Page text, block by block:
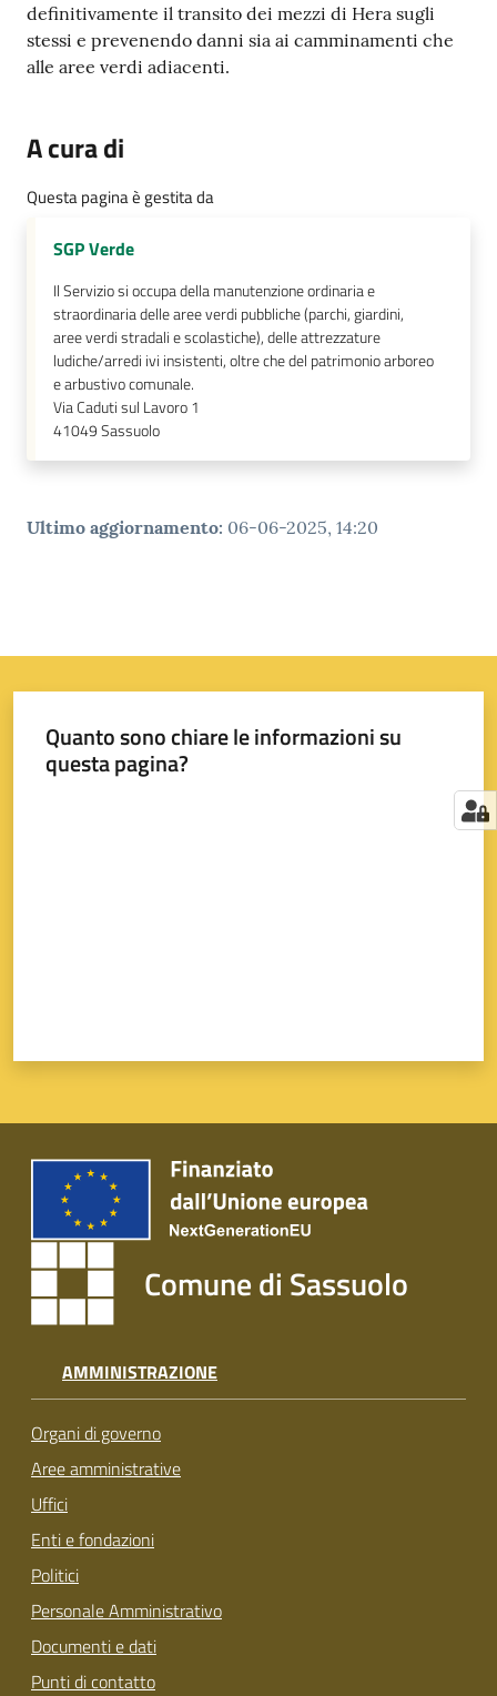
Seguici
definitivamente il transito dei mezzi di Hera sugli
stessi e prevenendo danni sia ai camminamenti che
alle aree verdi adiacenti.
A cura di
Questa pagina è gestita da
SGP Verde
Il Servizio si occupa della manutenzione ordinaria e
straordinaria delle aree verdi pubbliche (parchi, giardini,
aree verdi stradali e scolastiche), delle attrezzature
ludiche/arredi ivi insistenti, oltre che del patrimonio arboreo
e arbustivo comunale.
Via Caduti sul Lavoro 1
41049Sassuolo
Ultimo aggiornamento: 06-06-2025, 14:20
Quanto sono chiare le informazioni su
questa pagina?
Comune di Sassuolo
AMMINISTRAZIONE
Organi di governo
Aree amministrative
Uffici
Enti e fondazioni
Politici
Personale Amministrativo
Documenti e dati
Punti di contatto